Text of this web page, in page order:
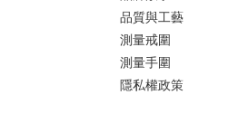
品質與工藝
測量戒圍
測量手圍
隱私權政策